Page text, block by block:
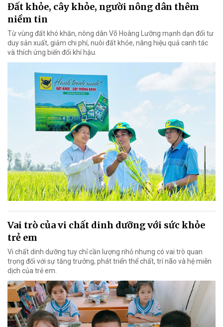
Đất khỏe, cây khỏe, người nông dân thêm
niềm tin
Từ vùng đất khó khăn, nông dân Võ Hoàng Lưỡng mạnh dạn đổi tư
duy sản xuất, giảm chi phí, nuôi đất khỏe, nâng hiệu quả canh tác
và thích ứng biến đổi khí hậu.
Vai trò của vi chất dinh dưỡng với sức khỏe
trẻ em
Vi chất dinh dưỡng tuy chỉ cần lượng nhỏ nhưng có vai trò quan
trọng đối với sự tăng trưởng, phát triển thể chất, trí não và hệ miễn
dịch của trẻ em.